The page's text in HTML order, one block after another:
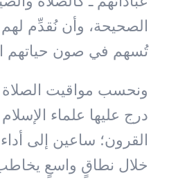
الصحيحة، وأن نُقدِّم
تُسهم في صون حياتهم
ونحسب مواقيت
درج عليها علماء
القرون؛ ساعين إلى
خلال نطاقٍ واسعٍ